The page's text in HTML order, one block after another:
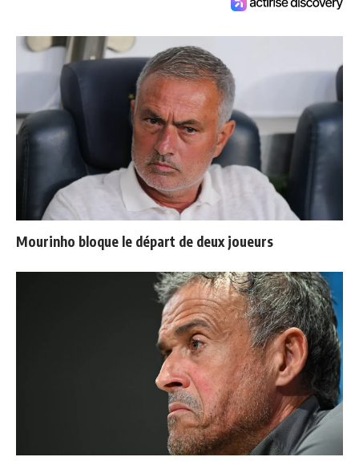
Mourinho bloque le départ de deux joueurs